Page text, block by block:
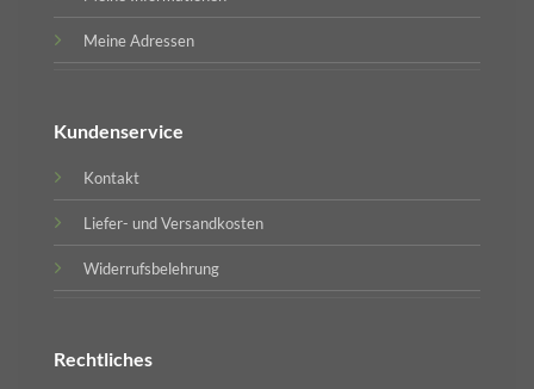
Meine Adressen
Kundenservice
Kontakt
Liefer- und Versandkosten
Widerrufsbelehrung
Rechtliches